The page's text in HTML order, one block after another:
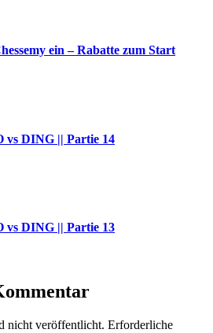
ein – Rabatte zum Start
vs DING || Partie 14
vs DING || Partie 13
nicht veröffentlicht. Erforderliche